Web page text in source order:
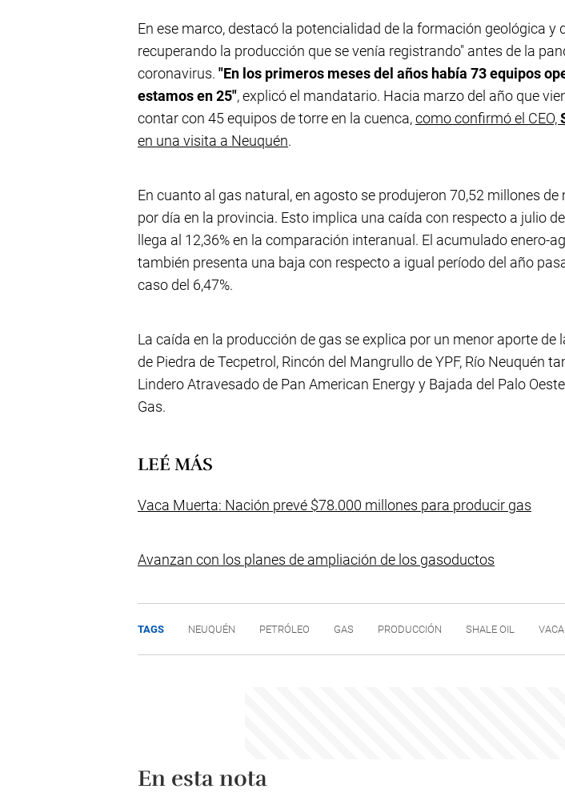
En ese marco, destacó la potencialidad de la formación geológica y
recuperando la producción que se venía registrando" antes de la
coronavirus. "En los primeros meses del años había 73 equipos
estamos en 25", explicó el mandatario. Hacia marzo del año que
contar con 45 equipos de torre en la cuenca,como confirmó el CEO,
en una visita a Neuquén.
En cuanto al gas natural, en agosto se produjeron 70,52 millones
por día en la provincia. Esto implica una caída con respecto a julio
llega al 12,36% en la comparación interanual. El acumulado enero-
también presenta una baja con respecto a igual período del año
caso del 6,47%.
La caída en la producción de gas se explica por un menor aporte de
de Piedra de Tecpetrol, Rincón del Mangrullo de YPF, Río Neuquén
Lindero Atravesado de Pan American Energy y Bajada del Palo
Gas.
LEÉ MÁS
Vaca Muerta: Nación prevé $78.000 millones para producir gas
Avanzan con los planes de ampliación de los gasoductos
TAGS NEUQUÉN PETRÓLEO GAS PRODUCCIÓN SHALE OIL
En esta nota